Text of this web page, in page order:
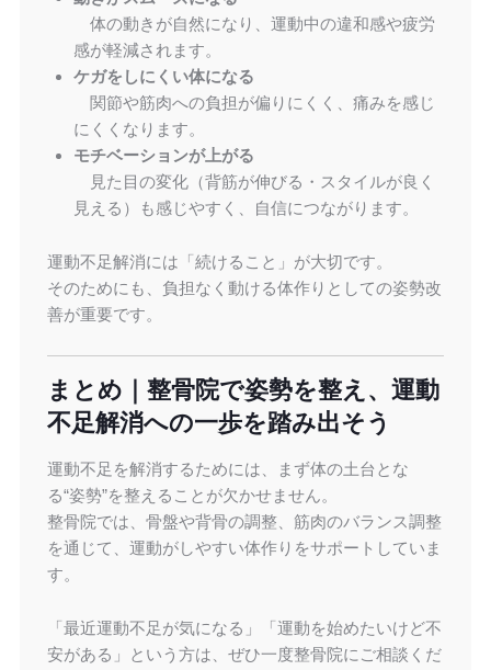
体の動きが自然になり、運動中の違和感や疲労
感が軽減されます。
ケガをしにくい体になる
関節や筋肉への負担が偏りにくく、痛みを感じ
にくくなります。
モチベーションが上がる
見た目の変化（背筋が伸びる・スタイルが良く
見える）も感じやすく、自信につながります。
運動不足解消には「続けること」が大切です。
そのためにも、負担なく動ける体作りとしての姿勢改
善が重要です。
まとめ｜整骨院で姿勢を整え、運動
不足解消への一歩を踏み出そう
運動不足を解消するためには、まず体の土台とな
る“姿勢”を整えることが欠かせません。
整骨院では、骨盤や背骨の調整、筋肉のバランス調整
を通じて、運動がしやすい体作りをサポートしていま
す。
「最近運動不足が気になる」「運動を始めたいけど不
安がある」という方は、ぜひ一度整骨院にご相談くだ